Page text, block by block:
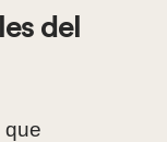
del
que